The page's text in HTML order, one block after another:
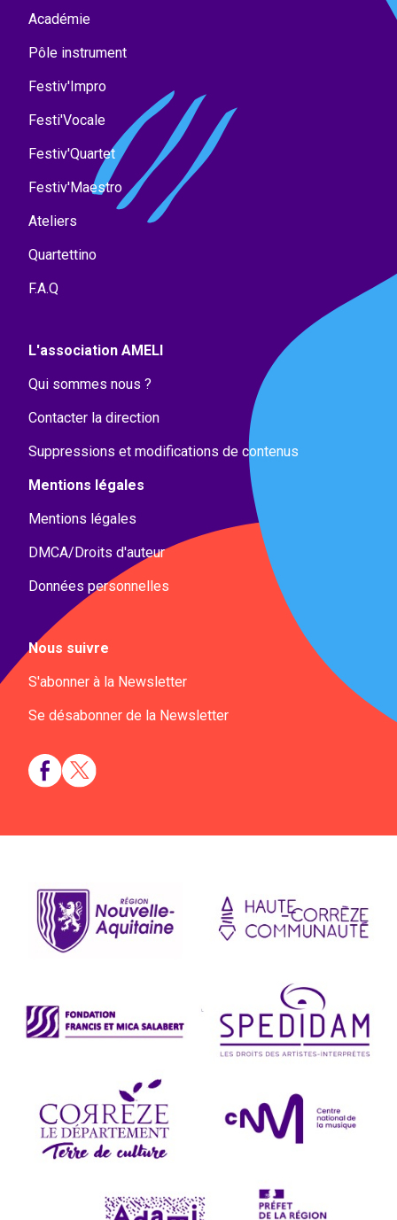
Académie
Pôle instrument
Festiv'Impro
Festi'Vocale
Festiv'Quartet
Festiv'Maestro
Ateliers
Quartettino
F.A.Q
L'association AMELI
Qui sommes nous ?
Contacter la direction
Suppressions et modifications de contenus
Mentions légales
Mentions légales
DMCA/Droits d'auteur
Données personnelles
Nous suivre
S'abonner à la Newsletter
Se désabonner de la Newsletter